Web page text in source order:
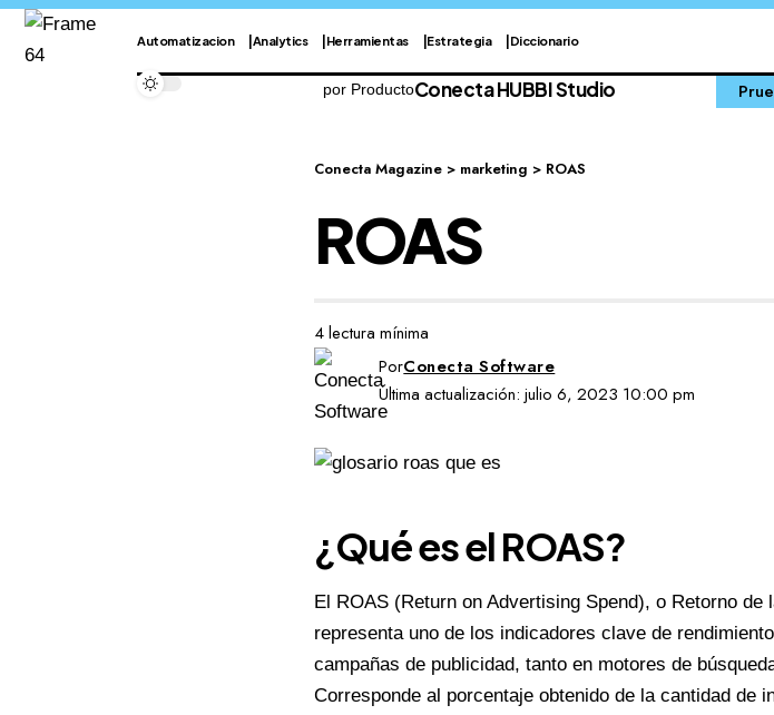
Automatizacion Analytics Herramientas Estrategia Diccionario
por ProductoConecta HUBBI Studio
Conecta Magazine > marketing > ROAS
ROAS
Última actualización: julio 6, 2023 10:00 pm
PorConecta Software
4 lectura mínima
¿Qué es el ROAS?
El ROAS (Return on Advertising Spend), o Retorno
representa uno de los indicadores clave de
campañas de publicidad, tanto en motores de
Corresponde al porcentaje obtenido de la cantidad de